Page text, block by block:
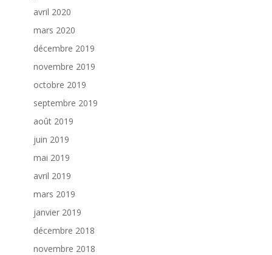
avril 2020
mars 2020
décembre 2019
novembre 2019
octobre 2019
septembre 2019
août 2019
juin 2019
mai 2019
avril 2019
mars 2019
janvier 2019
décembre 2018
novembre 2018